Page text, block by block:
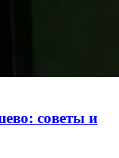
советы и